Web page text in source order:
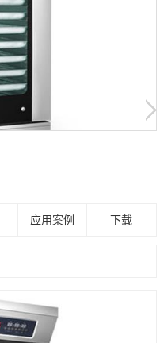
应用案例 下载